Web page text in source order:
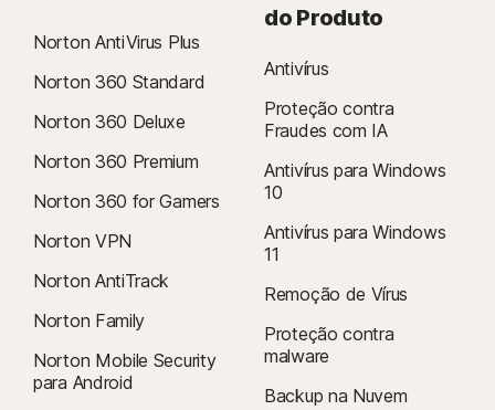
Norton AntiVirus Plus
Norton 360 Standard
Norton 360 Deluxe
Norton 360 Premium
Norton 360 for Gamers
Norton VPN
Norton AntiTrack
Norton Family
Norton Mobile Security
para Android
do Produto
Antivírus
Proteção contra
Fraudes com IA
Antivírus para Windows
10
Antivírus para Windows
11
Remoção de Vírus
Proteção contra
malware
Backup na Nuvem